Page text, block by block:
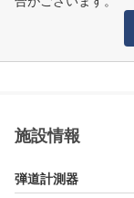
施設情報
弾道計測器